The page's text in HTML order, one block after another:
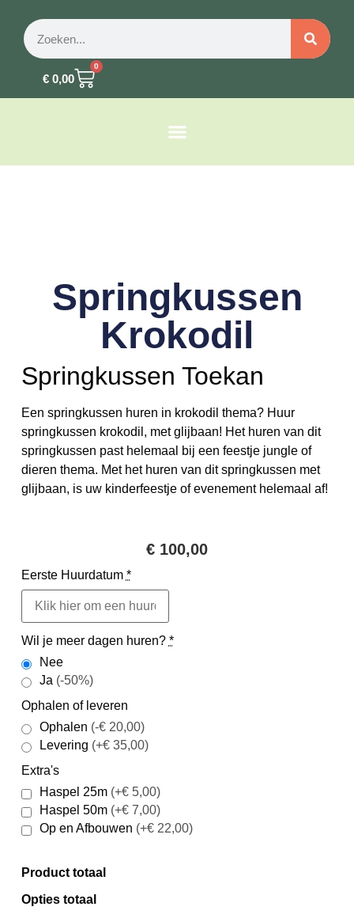
€ 0,00
0
Springkussen
Krokodil
Springkussen Toekan
Een springkussen huren in krokodil thema? Huur
springkussen krokodil, met glijbaan! Het huren van dit
springkussen past helemaal bij een feestje jungle of
dieren thema. Met het huren van dit springkussen met
glijbaan, is uw kinderfeestje of evenement helemaal af!
€ 100,00
Eerste Huurdatum *
Wil je meer dagen huren? *
Nee
Ja (-50%)
Ophalen of leveren
Ophalen (-€ 20,00)
Levering (+€ 35,00)
Extra's
Haspel 25m (+€ 5,00)
Haspel 50m (+€ 7,00)
Op en Afbouwen (+€ 22,00)
Product totaal
Opties totaal